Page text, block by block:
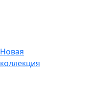
Новая
коллекция